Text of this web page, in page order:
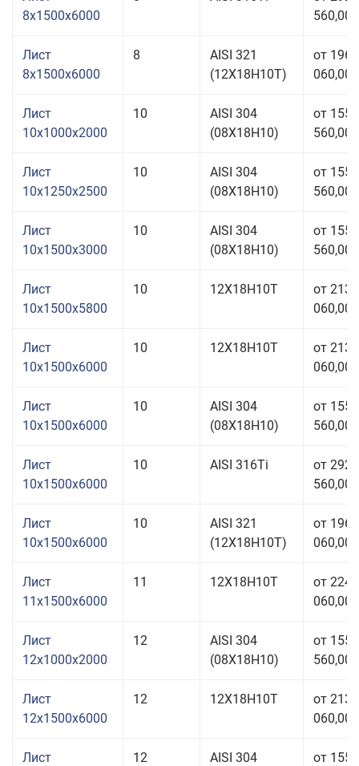
8x1500x6000
560,00
Лист
8x1500x6000
8
AISI 321
(12Х18Н10Т)
от 196
060,00
Лист
10x1000x2000
10
AISI 304
(08Х18Н10)
от 155
560,00
Лист
10x1250x2500
10
AISI 304
(08Х18Н10)
от 155
560,00
Лист
10x1500x3000
10
AISI 304
(08Х18Н10)
от 155
560,00
Лист
10x1500x5800
10 12Х18Н10Т
от 213
060,00
Лист
10x1500x6000
10 12Х18Н10Т
от 213
060,00
Лист
10x1500x6000
10
AISI 304
(08Х18Н10)
от 155
560,00
Лист
10x1500x6000
10 AISI 316Ti
от 292
560,00
Лист
10x1500x6000
10
AISI 321
(12Х18Н10Т)
от 196
060,00
Лист
11x1500x6000
11 12Х18Н10Т
от 224
060,00
Лист
12x1000x2000
12
AISI 304
(08Х18Н10)
от 155
560,00
Лист
12x1500x6000
12 12Х18Н10Т
от 213
060,00
Лист
12
AISI 304
от 155